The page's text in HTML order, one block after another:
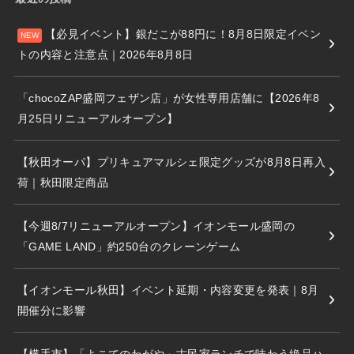
【必見イベント】銀だこが88円に！8月8日限定イベン
トの内容と注意点｜2026年8月8日
「chocoZAP盛岡フェザン店」が女性専用店舗に【2026年8
月25日リニューアルオープン】
【秋田オーパ】プリキュアマルシェ限定グッズが8月8日再入
荷｜秋田限定商品
【今週8/7リニューアルオープン】イオンモール盛岡の
「GAME LAND」約250台のクレーンゲーム
【イオンモール秋田】イベント延期・内容変更を発表｜8月
開催分に影響